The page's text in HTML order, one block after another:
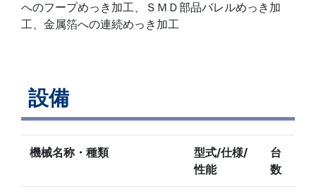
へのフープめっき加工、ＳＭＤ部品バレルめっき加
工、金属箔への連続めっき加工
設備
機械名称・種類
型式/仕様/
性能
台
数